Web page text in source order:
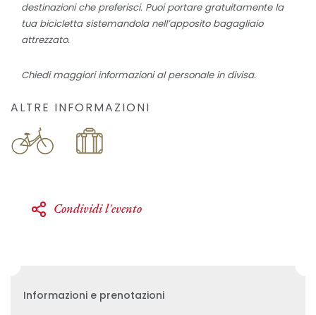
destinazioni che preferisci. Puoi portare gratuitamente la
tua bicicletta sistemandola nell’apposito bagagliaio
attrezzato.
Chiedi maggiori informazioni al personale in divisa.
ALTRE INFORMAZIONI
Condividi l'evento
Informazioni e prenotazioni